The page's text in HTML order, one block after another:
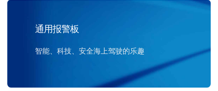
通用报警板
智能、科技、安全海上驾驶的乐趣